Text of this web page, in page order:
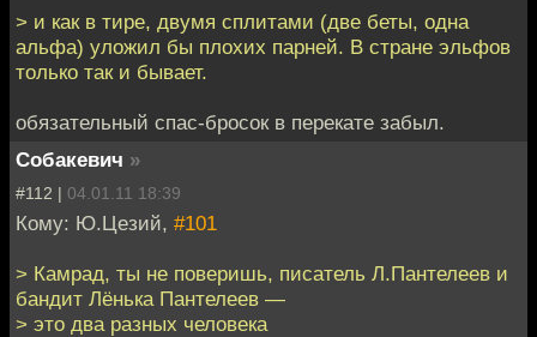
> и как в тире, двумя сплитами (две беты, одна
альфа) уложил бы плохих парней. В стране эльфов
только так и бывает.
обязательный спас-бросок в перекате забыл.
Собакевич »
#112 | 04.01.11 18:39
Кому: Ю.Цезий, #101
> Камрад, ты не поверишь, писатель Л.Пантелеев и
бандит Лёнька Пантелеев —
> это два разных человека